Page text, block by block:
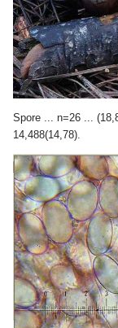
Spore ... n=26 ...
14,488(14,78).